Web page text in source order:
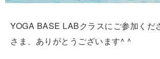
YOGA BASE LABクラスにご参加くだ
さま、ありがとうございます^ ^